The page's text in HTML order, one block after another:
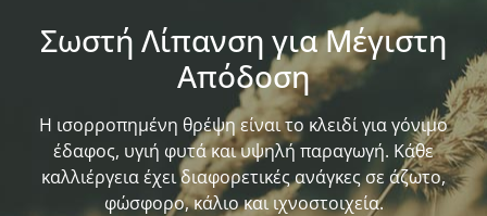
Σωστή Λίπανση για Μέγιστη
Απόδοση
Η ισορροπημένη θρέψη είναι το κλειδί για γόνιμο
έδαφος, υγιή φυτά και υψηλή παραγωγή. Κάθε
καλλιέργεια έχει διαφορετικές ανάγκες σε άζωτο,
φώσφορο, κάλιο και ιχνοστοιχεία.